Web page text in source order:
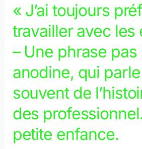
« J’ai toujours
travailler avec les
– Une phrase pas
anodine, qui
souvent de
des
petite enfance.
pas
si
anodine,
qui
bien
souvent
l’histoire
de
vie